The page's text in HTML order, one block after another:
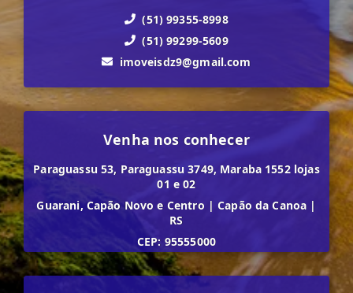
(51) 99355-8998
(51) 99299-5609
imoveisdz9@gmail.com
Venha nos conhecer
Paraguassu 53, Paraguassu 3749, Maraba 1552 lojas
01 e 02
Guarani, Capão Novo e Centro | Capão da Canoa |
RS
CEP: 95555000